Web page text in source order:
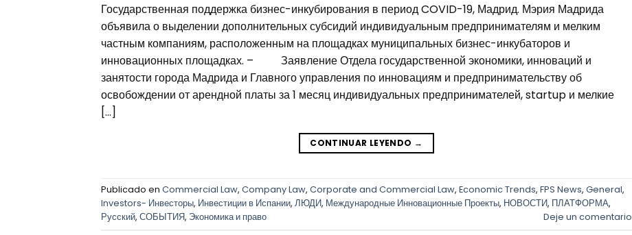
Государственная поддержка бизнес-инкубирования в период COVID-19, Мадрид. Мэрия Мадрида
объявила о выделении дополнительных субсидий индивидуальным предпринимателям и мелким
частным компаниям, расположенным на площадках муниципальных бизнес-инкубаторов и
инновационных площадках. – Заявление Отдела государственной экономики, инноваций и
занятости города Мадрида и Главного управления по инновациям и предпринимательству об
освобождении от арендной платы за 1 месяц индивидуальных предпринимателей, startup и мелкие
[…]
CONTINUAR LEYENDO →
Publicado en Commercial Law, Company Law, Corporate and Commercial Law, Economic Trends, FPS News, General,
Investors- Инвесторы, Инвестиции в Испании, ЛЮДИ, Международные Инновационные Проекты, НОВОСТИ, ПЛАТФОРМА,
Русский, СОБЫТИЯ, Экономика и право Deje un comentario